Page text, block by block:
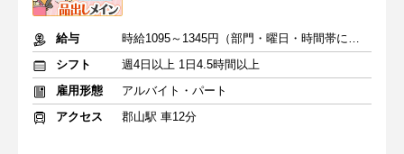
給与
時給1095～1345円（部門・曜日・時間帯による）＋交通費
シフト
週4日以上 1日4.5時間以上
雇用形態
アルバイト・パート
アクセス
郡山駅 車12分